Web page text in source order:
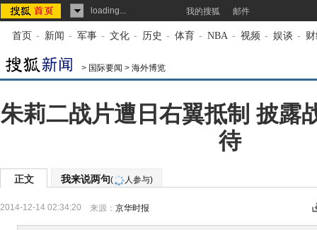
loading... 我的搜狐 邮件
首页 - 新闻 - 军事 - 文化 - 历史 - 体育 - NBA - 视频 - 娱谈 -
> 国际要闻 > 海外博览
朱莉二战片遭日右翼抵制 披露
待
正文 我来说两句( 人参与)
2014-12-14 02:34:20 来源： 京华时报